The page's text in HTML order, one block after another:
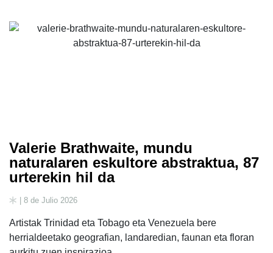
Valerie Brathwaite, mundu
naturalaren eskultore abstraktua, 87
urterekin hil da
| 8 de Julio 2026
Artistak Trinidad eta Tobago eta Venezuela bere
herrialdeetako geografian, landaredian, faunan eta floran